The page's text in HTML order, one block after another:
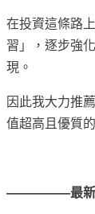
在投資這條路
習」，逐步強
現。
因此我大力推
值超高且優質
—————最